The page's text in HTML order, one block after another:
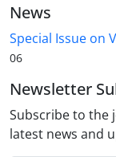
News
Special Issue on
06
Newsletter
Subscribe to the
latest news and